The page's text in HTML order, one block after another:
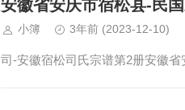
安徽省安庆市宿松县-民
小簿 3年前 (2023-12-10)
司-安徽宿松司氏宗谱第2册安徽